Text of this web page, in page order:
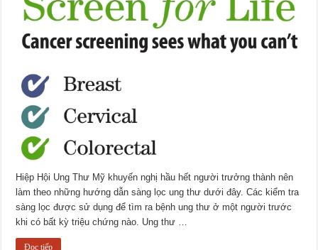
Hiệp Hội Ung Thư Mỹ khuyến nghị hầu hết người trưởng thành nên
làm theo những hướng dẫn sàng lọc ung thư dưới đây. Các kiểm tra
sàng lọc được sử dụng để tìm ra bệnh ung thư ở một người trước
khi có bất kỳ triệu chứng nào. Ung thư …
Đọc tiếp